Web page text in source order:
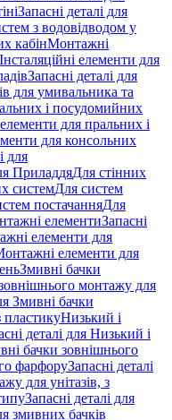
Запасні деталі для
з водовідводом у
кабінМонтажні
Інсталяційні елементи для
Запасні деталі для
для умивальника та
і посудомийних
для пральних і
для консольних
для
ПриладдяДля стінних
системДля систем
постачанняДля
елементиЗапасні
елементи для
елементи для
Змивні бачки
монтажу для
Змивні бачки
пластикуНизький і
деталі для Низький і
бачки зовнішнього
фарфоруЗапасні деталі
для унітазів, з
Запасні деталі для
змивних бачків